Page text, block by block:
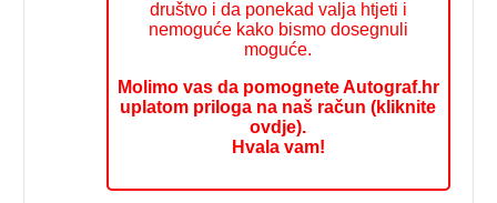
društvo i da ponekad valja htjeti i
nemoguće kako bismo dosegnuli
moguće.
Molimo vas da pomognete Autograf.hr
uplatom priloga na naš račun (kliknite
ovdje).
Hvala vam!